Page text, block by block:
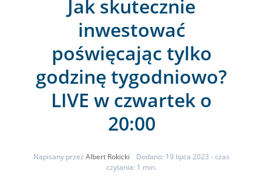
Jak skutecznie
inwestować
poświęcając tylko
godzinę tygodniowo?
LIVE w czwartek o
20:00
Napisany przez Albert Rokicki Dodano: 19 lipca 2023 - czas
czytania: 1 min.